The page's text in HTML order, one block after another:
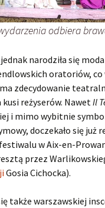
odbiera
narodziła się
oratoriów, co
zdecydowanie
reżyserów. NawetIl
i mimo wybitnie
doczekało się już
w Aix-en-
przez
Gosia Cichocka).
także warszawskiej